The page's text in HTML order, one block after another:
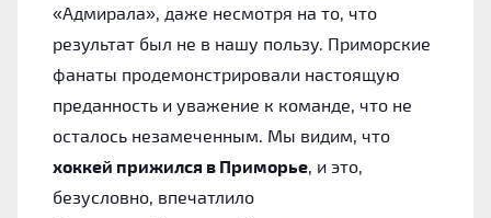
«Адмирала», даже несмотря на то, что
результат был не в нашу пользу. Приморские
фанаты продемонстрировали настоящую
преданность и уважение к команде, что не
осталось незамеченным. Мы видим, что
хоккей прижился в Приморье , и это,
безусловно, впечатлило